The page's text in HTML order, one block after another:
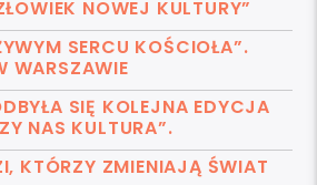
NOWEJ KULTURY”
SERCU KOŚCIOŁA”.
WARSZAWIE
SIĘ KOLEJNA EDYCJA
NAS KULTURA”.
KTÓRZY ZMIENIAJĄ ŚWIAT